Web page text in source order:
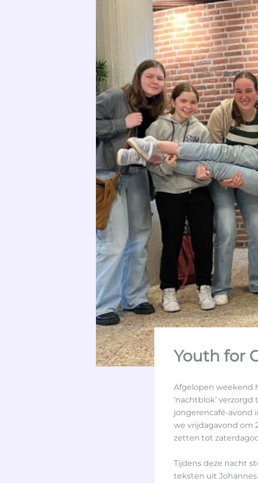
Youth for
Afgelopen weekend
‘nachtblok’
jongerencafé-avond
we vrijdagavond om
zetten tot
Tijdens deze nacht
teksten uit Johannes